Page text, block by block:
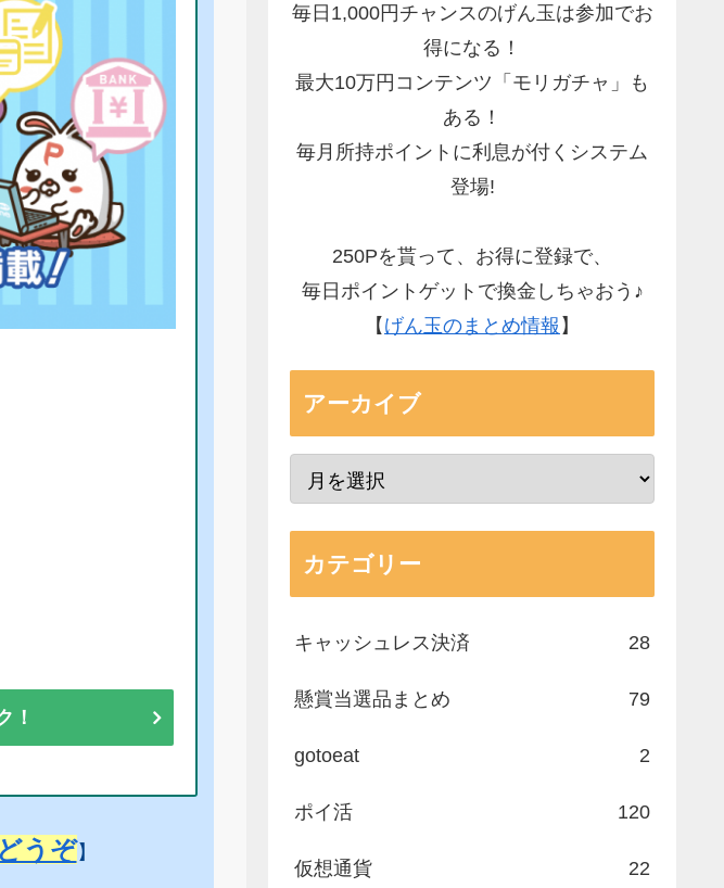
！
うぞ】
毎日1,000円チャンスのげん玉は参加でお
得になる！
最大10万円コンテンツ「モリガチャ」も
ある！
毎月所持ポイントに利息が付くシステム
登場!
250Pを貰って、お得に登録で、
毎日ポイントゲットで換金しちゃおう♪
【 げん玉のまとめ情報 】
アーカイブ
カテゴリー
キャッシュレス決済 28
懸賞当選品まとめ 79
gotoeat 2
ポイ活 120
仮想通貨 22